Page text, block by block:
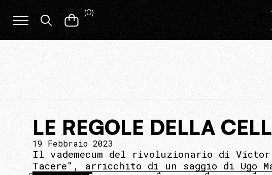
(0)
LE REGOLE DELLA
19 Febbraio 2023
Il vademecum del rivoluzionario di
Tacere", arricchito di un saggio di Ugo